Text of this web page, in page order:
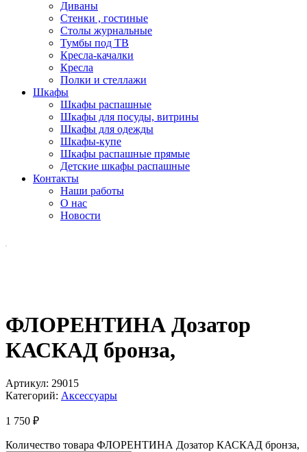
Диваны
Стенки , гостиные
Столы журнальные
Тумбы под ТВ
Кресла-качалки
Кресла
Полки и стеллажи
Шкафы
Шкафы распашные
Шкафы для посуды, витрины
Шкафы для одежды
Шкафы-купе
Шкафы распашные прямые
Детские шкафы распашные
Контакты
Наши работы
О нас
Новости
ФЛОРЕНТИНА Дозатор
КАСКАД бронза,
Артикул: 29015
Категорий: Аксессуары
1 750 ₽
Количество товара ФЛОРЕНТИНА Дозатор КАСКАД бронза,